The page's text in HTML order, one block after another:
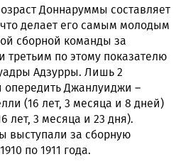
Доннаруммы составляет
делает его самым молодым
сборной команды за
третьим по этому показателю
Адзурры. Лишь 2
опередить Джанлуиджи –
(16 лет, 3 месяца и 8 дней)
лет, 3 месяца и 23 дня).
выступали за сборную
по 1911 года.